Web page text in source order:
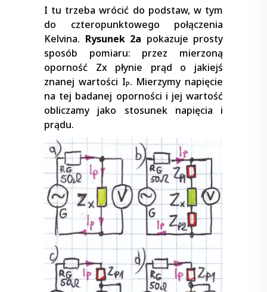
I tu trzeba wrócić do podstaw, w tym
do czteropunktowego połączenia
Kelvina. Rysunek 2a pokazuje prosty
sposób pomiaru: przez mierzoną
oporność Zx płynie prąd o jakiejś
znanej wartości IP. Mierzymy napięcie
na tej badanej oporności i jej wartość
obliczamy jako stosunek napięcia i
prądu.